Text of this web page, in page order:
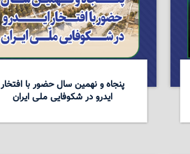
پنجاه و نهمین سال حضور با افتخار
ایدرو در شکوفایی ملی ایران